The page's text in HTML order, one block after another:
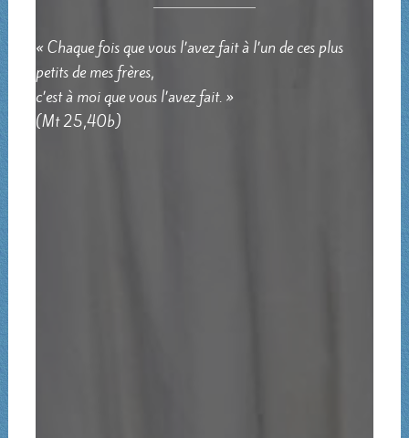
« Chaque fois que vous l’avez fait à l’un de ces plus
petits de mes frères,
c’est à moi que vous l’avez fait. »
(Mt 25,40b)